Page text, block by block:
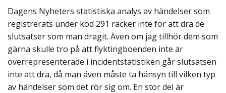
Dagens Nyheters statistiska analys av händelser som
registrerats under kod 291 räcker inte för att dra de
slutsatser som man dragit. Även om jag tillhör dem som
gärna skulle tro på att flyktingboenden inte är
överrepresenterade i incidentstatistiken går slutsatsen
inte att dra, då man även måste ta hänsyn till vilken typ
av händelser som det rör sig om. En stor del är